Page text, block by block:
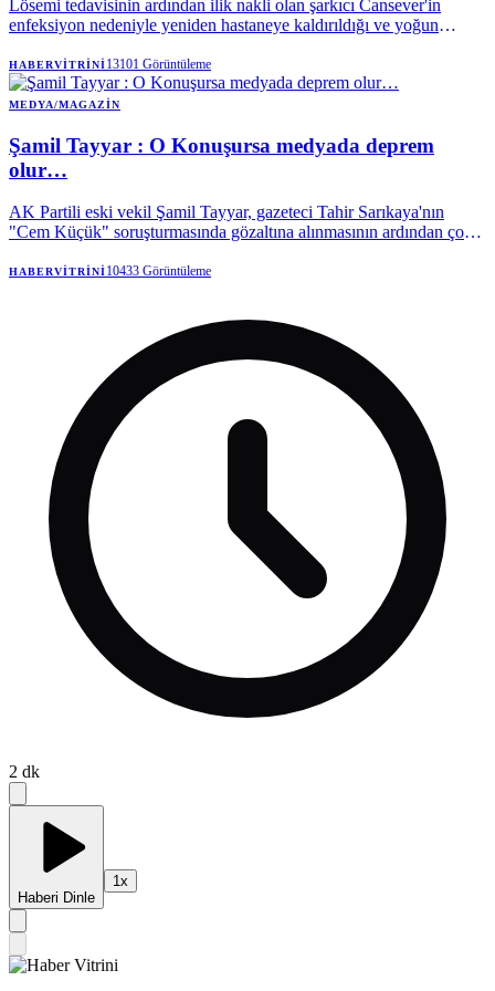
Lösemi tedavisinin ardından ilik nakli olan şarkıcı Cansever'in
enfeksiyon nedeniyle yeniden hastaneye kaldırıldığı ve yoğun
HABERVITRINI13101 Görüntüleme
MEDYA/MAGAZIN
Şamil Tayyar : O Konuşursa medyada deprem
olur…
AK Partili eski vekil Şamil Tayyar, gazeteci Tahir Sarıkaya'nın
"Cem Küçük" soruşturmasında gözaltına alınmasının ardından çok
HABERVITRINI10433 Görüntüleme
2 dk
Haberi Dinle
1x